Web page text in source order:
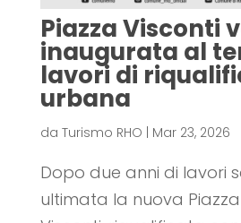
Piazza Visconti
inaugurata al
lavori di
urbana
da Turismo RHO Mar 23, 2026
Dopo due anni di lavori
ultimata la nuova